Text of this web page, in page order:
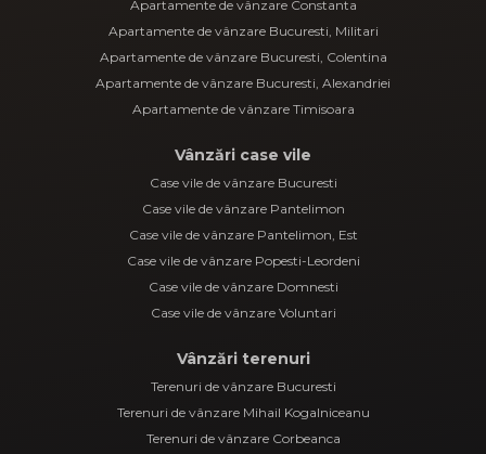
Apartamente de vânzare Constanta
Apartamente de vânzare Bucuresti, Militari
Apartamente de vânzare Bucuresti, Colentina
Apartamente de vânzare Bucuresti, Alexandriei
Apartamente de vânzare Timisoara
Vânzări case vile
Case vile de vânzare Bucuresti
Case vile de vânzare Pantelimon
Case vile de vânzare Pantelimon, Est
Case vile de vânzare Popesti-Leordeni
Case vile de vânzare Domnesti
Case vile de vânzare Voluntari
Vânzări terenuri
Terenuri de vânzare Bucuresti
Terenuri de vânzare Mihail Kogalniceanu
Terenuri de vânzare Corbeanca